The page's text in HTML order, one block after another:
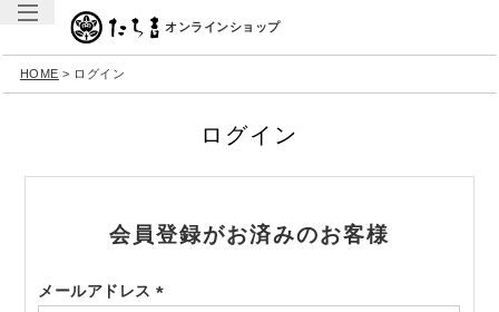
オンラインショップ
HOME ログイン
ログイン
会員登録がお済みのお客様
メールアドレス